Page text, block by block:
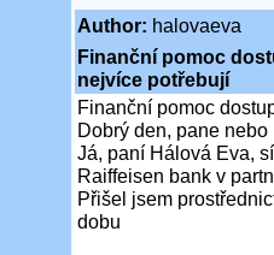
Author: halovaeva
Finanční pomoc
nejvíce potřebují
Finanční pomoc
Dobrý den, pane nebo
Já, paní Hálová Eva,
Raiffeisen bank v
Přišel jsem
dobu